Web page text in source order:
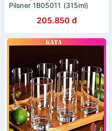
Pilsner 1B05011 (315ml)
205.850 đ